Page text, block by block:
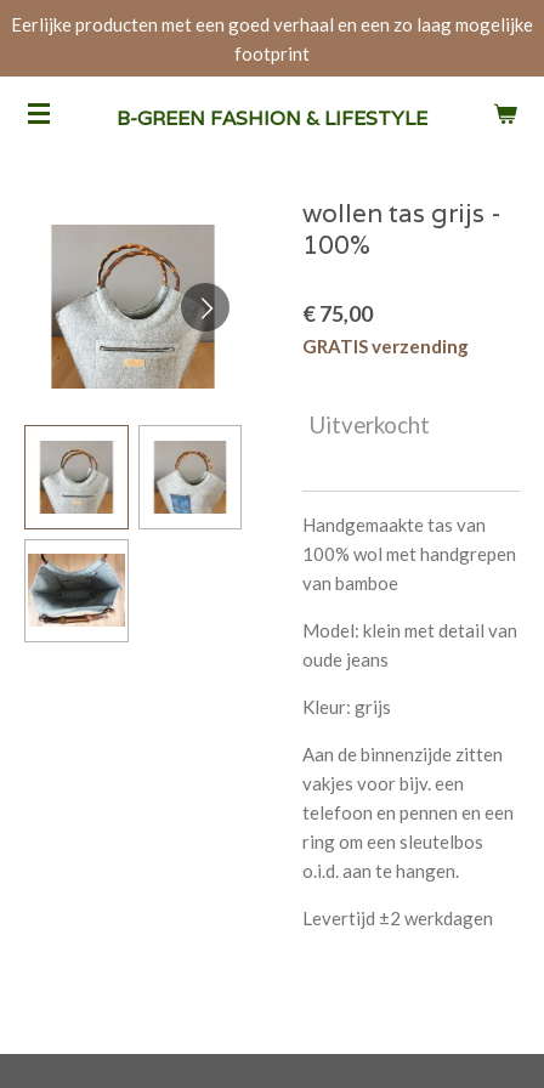
Ga
naar
de
B-GREEN FASHION & LIFESTYLE
Eerlijke producten met een goed verhaal en een zo laag mogelijke
footprint
wollen tas grijs -
100%
€ 75,00
GRATIS verzending
Uitverkocht
Handgemaakte tas van
100% wol met handgrepen
van bamboe
Model: klein met detail van
oude jeans
Kleur: grijs
Aan de binnenzijde zitten
vakjes voor bijv. een
telefoon en pennen en een
ring om een sleutelbos
o.i.d. aan te hangen.
Levertijd ±2 werkdagen